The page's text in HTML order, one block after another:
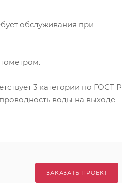
обслуживания при
3 категории по ГОСТ Р
воды на выходе
ЗАКАЗАТЬ ПРОЕКТ